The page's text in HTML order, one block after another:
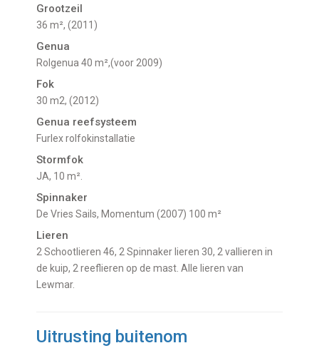
Grootzeil
36 m², (2011)
Genua
Rolgenua 40 m²,(voor 2009)
Fok
30 m2, (2012)
Genua reefsysteem
Furlex rolfokinstallatie
Stormfok
JA, 10 m².
Spinnaker
De Vries Sails, Momentum (2007) 100 m²
Lieren
2 Schootlieren 46, 2 Spinnaker lieren 30, 2 vallieren in
de kuip, 2 reeflieren op de mast. Alle lieren van
Lewmar.
Uitrusting buitenom